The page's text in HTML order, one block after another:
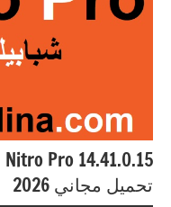
تحميل مجاني 2026